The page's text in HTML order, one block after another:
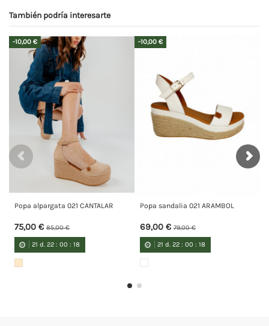
También podría interesarte
CANTALAR
-10,00 €
Popa sandalia 021 ARAMBOL Popa alpargata 041